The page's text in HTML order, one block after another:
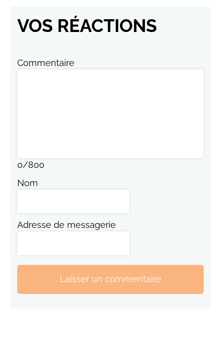
VOS RÉACTIONS
Commentaire
0/800
Nom
Adresse de messagerie
Laisser un commentaire